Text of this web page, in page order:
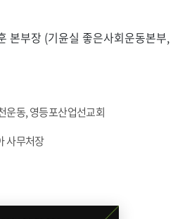
본부장 (기윤실 좋은사회운동본부,
운동, 영등포산업선교회
사무처장